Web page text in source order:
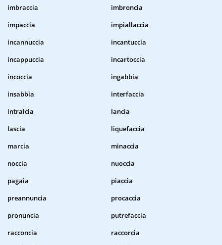
imbraccia
imbroncia
impaccia
impiallaccia
incannuccia
incantuccia
incappuccia
incartoccia
incoccia
ingabbia
insabbia
interfaccia
intralcia
lancia
lascia
liquefaccia
marcia
minaccia
noccia
nuoccia
pagaia
piaccia
preannuncia
procaccia
pronuncia
putrefaccia
racconcia
raccorcia